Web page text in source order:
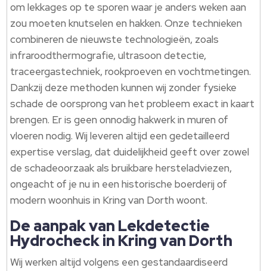
om lekkages op te sporen waar je anders weken aan
zou moeten knutselen en hakken.​ Onze technieken
combineren de nieuwste technologieën, zoals
infraroodthermografie, ultrasoon detectie,
traceergastechniek, rookproeven en vochtmetingen.​
Dankzij deze methoden kunnen wij zonder fysieke
schade de oorsprong van het probleem exact in kaart
brengen.​ Er is geen onnodig hakwerk in muren of
vloeren nodig.​ Wij leveren altijd een gedetailleerd
expertise verslag, dat duidelijkheid geeft over zowel
de schadeoorzaak als bruikbare hersteladviezen,
ongeacht of je nu in een historische boerderij of
modern woonhuis in Kring van Dorth woont.​
De aanpak van Lekdetectie
Hydrocheck in Kring van Dorth
Wij werken altijd volgens een gestandaardiseerd